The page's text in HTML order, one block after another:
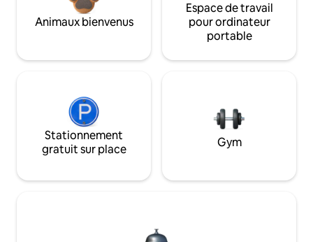
Animaux bienvenus
Espace de travail
pour ordinateur
portable
Stationnement
gratuit sur place
Gym